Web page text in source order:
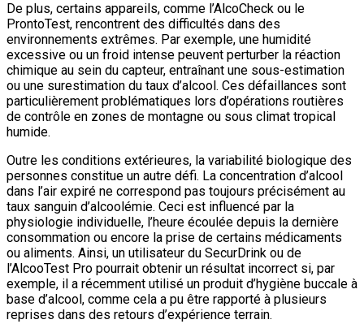
De plus, certains appareils, comme l’AlcoCheck ou le
ProntoTest, rencontrent des difficultés dans des
environnements extrêmes. Par exemple, une humidité
excessive ou un froid intense peuvent perturber la réaction
chimique au sein du capteur, entraînant une sous-estimation
ou une surestimation du taux d’alcool. Ces défaillances sont
particulièrement problématiques lors d’opérations routières
de contrôle en zones de montagne ou sous climat tropical
humide.
Outre les conditions extérieures, la variabilité biologique des
personnes constitue un autre défi. La concentration d’alcool
dans l’air expiré ne correspond pas toujours précisément au
taux sanguin d’alcoolémie. Ceci est influencé par la
physiologie individuelle, l’heure écoulée depuis la dernière
consommation ou encore la prise de certains médicaments
ou aliments. Ainsi, un utilisateur du SecurDrink ou de
l’AlcooTest Pro pourrait obtenir un résultat incorrect si, par
exemple, il a récemment utilisé un produit d’hygiène buccale à
base d’alcool, comme cela a pu être rapporté à plusieurs
reprises dans des retours d’expérience terrain.